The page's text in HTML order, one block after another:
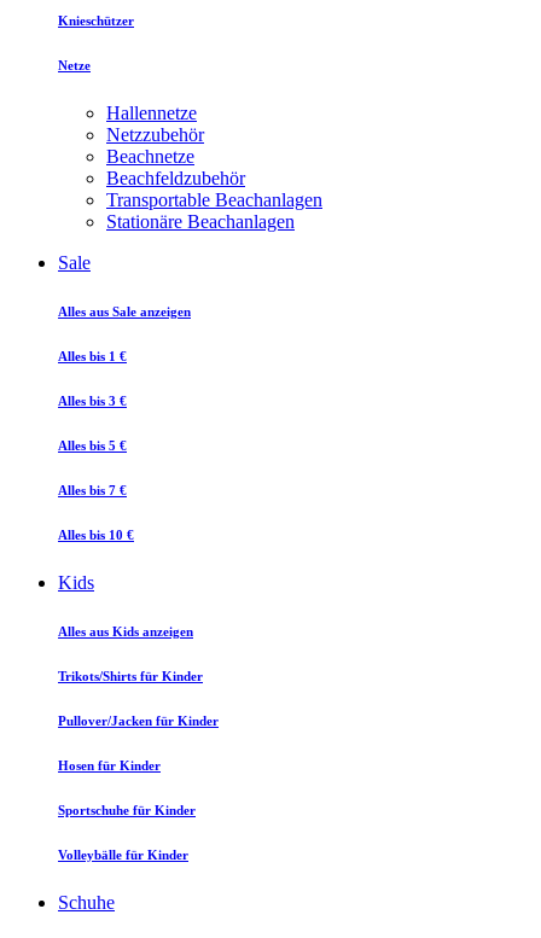
Knieschützer
Netze
Hallennetze
Netzzubehör
Beachnetze
Beachfeldzubehör
Transportable Beachanlagen
Stationäre Beachanlagen
Sale
Alles aus Sale anzeigen
Alles bis 1 €
Alles bis 3 €
Alles bis 5 €
Alles bis 7 €
Alles bis 10 €
Kids
Alles aus Kids anzeigen
Trikots/Shirts für Kinder
Pullover/Jacken für Kinder
Hosen für Kinder
Sportschuhe für Kinder
Volleybälle für Kinder
Schuhe